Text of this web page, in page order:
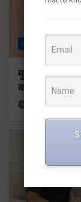
राज्य
मुख्यमंत्री ने
करोड़ की वित्तीय
10 hours ago